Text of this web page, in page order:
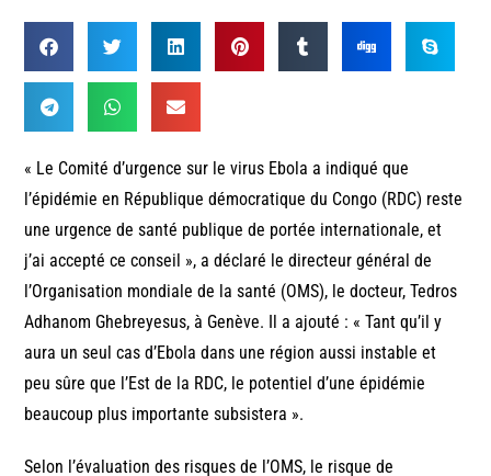
« Le Comité d’urgence sur le virus Ebola a indiqué que
l’épidémie en République démocratique du Congo (RDC) reste
une urgence de santé publique de portée internationale, et
j’ai accepté ce conseil », a déclaré le directeur général de
l’Organisation mondiale de la santé (OMS), le docteur, Tedros
Adhanom Ghebreyesus, à Genève. Il a ajouté : « Tant qu’il y
aura un seul cas d’Ebola dans une région aussi instable et
peu sûre que l’Est de la RDC, le potentiel d’une épidémie
beaucoup plus importante subsistera ».
Selon l’évaluation des risques de l’OMS, le risque de